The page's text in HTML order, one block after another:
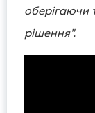
оберігаючи
рішення".